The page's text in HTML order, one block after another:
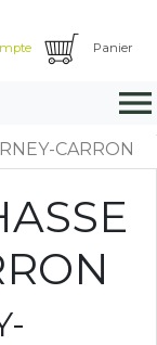
Panier

CARRON